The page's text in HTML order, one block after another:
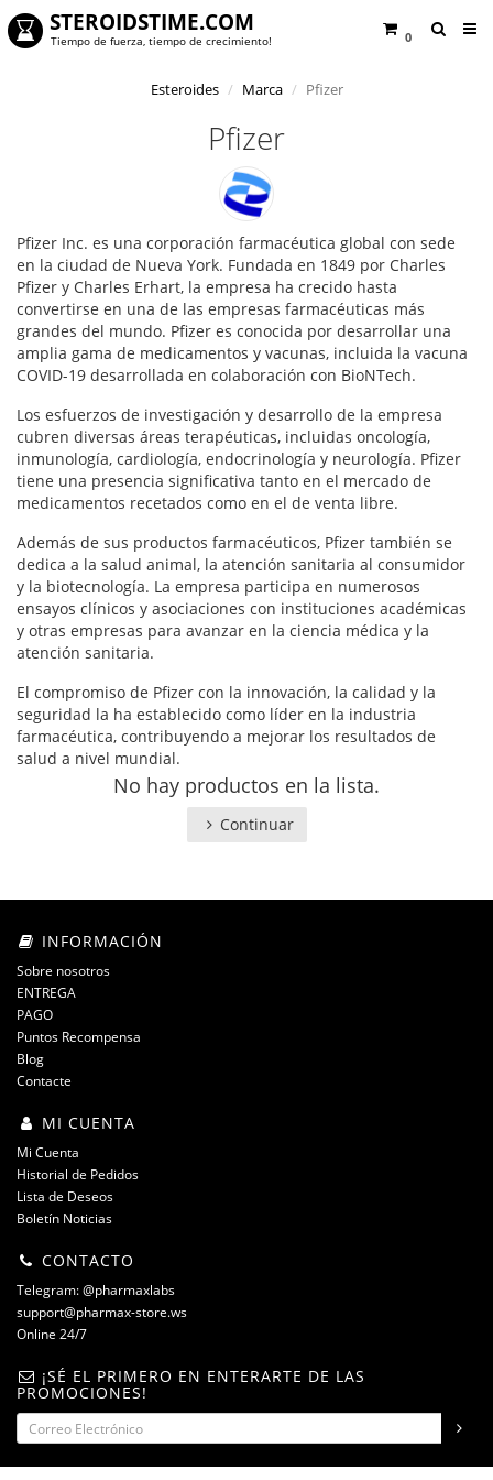
0
STEROIDSTIME.COM
Tiempo de fuerza, tiempo de crecimiento!
Esteroides Marca Pfizer
Pfizer
Pfizer Inc. es una corporación farmacéutica global con sede
en la ciudad de Nueva York. Fundada en 1849 por Charles
Pfizer y Charles Erhart, la empresa ha crecido hasta
convertirse en una de las empresas farmacéuticas más
grandes del mundo. Pfizer es conocida por desarrollar una
amplia gama de medicamentos y vacunas, incluida la vacuna
COVID-19 desarrollada en colaboración con BioNTech.
Los esfuerzos de investigación y desarrollo de la empresa
cubren diversas áreas terapéuticas, incluidas oncología,
inmunología, cardiología, endocrinología y neurología. Pfizer
tiene una presencia significativa tanto en el mercado de
medicamentos recetados como en el de venta libre.
Además de sus productos farmacéuticos, Pfizer también se
dedica a la salud animal, la atención sanitaria al consumidor
y la biotecnología. La empresa participa en numerosos
ensayos clínicos y asociaciones con instituciones académicas
y otras empresas para avanzar en la ciencia médica y la
atención sanitaria.
El compromiso de Pfizer con la innovación, la calidad y la
seguridad la ha establecido como líder en la industria
farmacéutica, contribuyendo a mejorar los resultados de
salud a nivel mundial.
No hay productos en la lista.
Continuar
INFORMACIÓN
Sobre nosotros
ENTREGA
PAGO
Puntos Recompensa
Blog
Contacte
MI CUENTA
Mi Cuenta
Historial de Pedidos
Lista de Deseos
Boletín Noticias
CONTACTO
Telegram: @pharmaxlabs
support@pharmax-store.ws
Online 24/7
¡SÉ EL PRIMERO EN ENTERARTE DE LAS
PROMOCIONES!